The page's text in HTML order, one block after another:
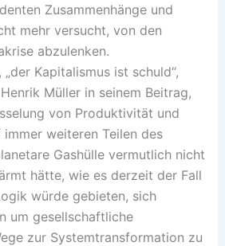
Zusammenhänge und
mehr versucht, von den
abzulenken.
Kapitalismus ist schuld“,
Müller in seinem Beitrag,
von Produktivität und
weiteren Teilen des
Gashülle vermutlich nicht
hätte, wie es derzeit der Fall
würde gebieten, sich
um gesellschaftliche
zur Systemtransformation zu